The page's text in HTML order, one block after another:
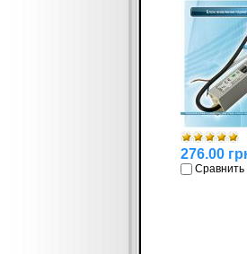
276.00
Сравнить